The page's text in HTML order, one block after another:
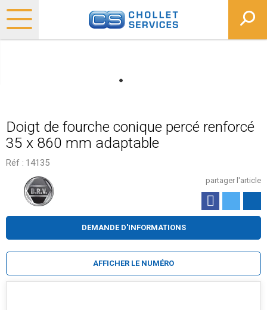
Doigt de fourche conique percé renforcé
35 x 860 mm adaptable
Réf : 14135
partager l'article
DEMANDE D'INFORMATIONS
AFFICHER LE NUMÉRO